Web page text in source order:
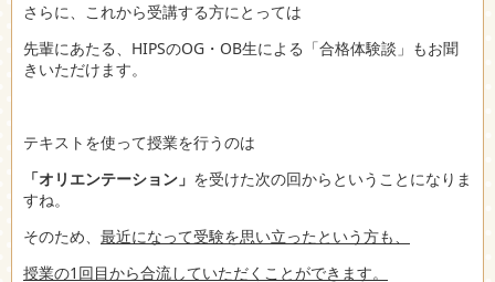
さらに、これから受講する方にとっては
先輩にあたる、HIPSのOG・OB生による「合格体験談」もお聞
きいただけます。
テキストを使って授業を行うのは
「オリエンテーション」 を受けた次の回からということになりま
すね。
そのため、 最近になって受験を思い立ったという方も、
授業の1回目から合流していただくことができます。